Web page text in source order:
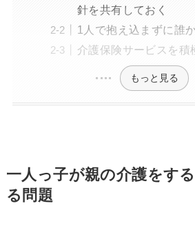
針を共有しておく
1人で抱え込まずに誰
介護保険サービスを積
もっと見る
一人っ子が親の介護をす
る問題